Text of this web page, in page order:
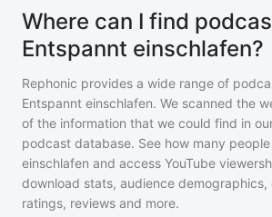
Where can I find
Entspannt einschlafen?
Rephonic provides a wide range of
Entspannt einschlafen. We scanned the
of the information that we could find in
podcast database. See how many
einschlafen and access YouTube
download stats, audience demographics,
ratings, reviews and more.